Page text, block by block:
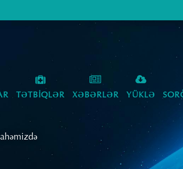
TƏTBIQLƏR XƏBƏRLƏR YÜKLƏ